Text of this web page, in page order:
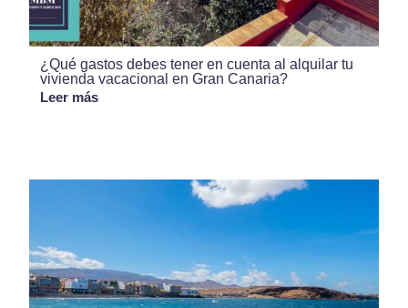
¿Qué gastos debes tener en cuenta al alquilar tu
vivienda vacacional en Gran Canaria?
Leer más